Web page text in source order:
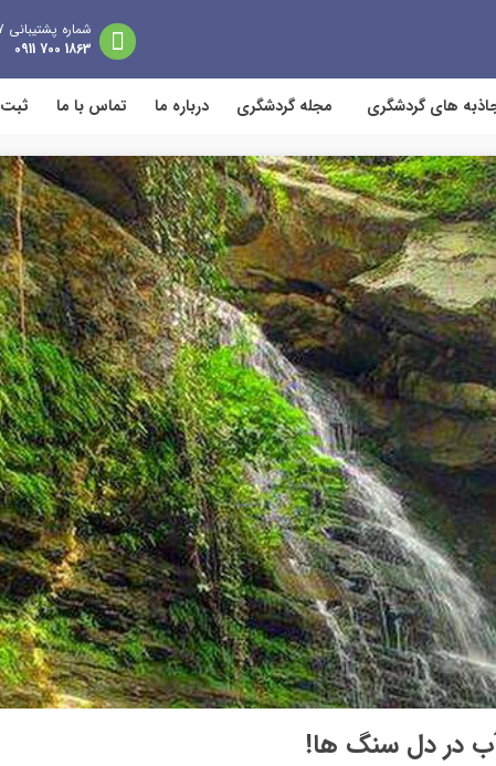
شماره پشتیبانی 24/7
1863 700 0911
های گردشگری مجله گردشگری درباره ما تماس با ما ثبت
در دل سنگ ها!